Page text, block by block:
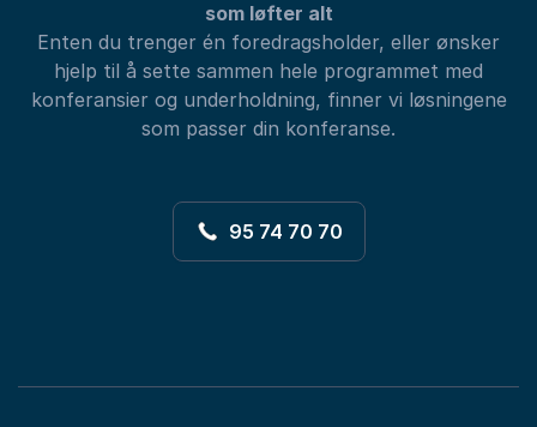
som løfter alt
Enten du trenger én foredragsholder, eller ønsker
hjelp til å sette sammen hele programmet med
konferansier og underholdning, finner vi løsningene
som passer din konferanse.
95 74 70 70